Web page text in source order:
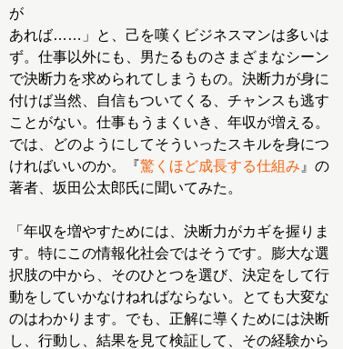
が
あれば……」と、己を嘆くビジネスマンは多いは
ず。仕事以外にも、男たるものさまざまなシーン
で決断力を求められてしまうもの。決断力が身に
付けば当然、自信もついてくる、チャンスも逃す
ことがない。仕事もうまくいき、年収が増える。
では、どのようにしてそういったスキルを身につ
ければいいのか。『驚くほど成長する仕組み 』の
著者、坂田公太郎氏に聞いてみた。
「年収を増やすためには、決断力がカギを握りま
す。特にこの情報化社会ではそうです。膨大な選
択肢の中から、そのひとつを選び、決定をして行
動をしていかなけねればならない。とても大変な
のはわかります。でも、正解に導くためには決断
し、行動し、結果を見て検証して、その経験から